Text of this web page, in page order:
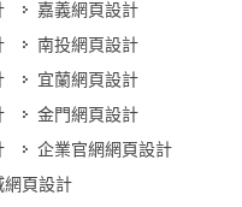
嘉義網頁設計
南投網頁設計
宜蘭網頁設計
金門網頁設計
企業官網網頁設計
網頁設計